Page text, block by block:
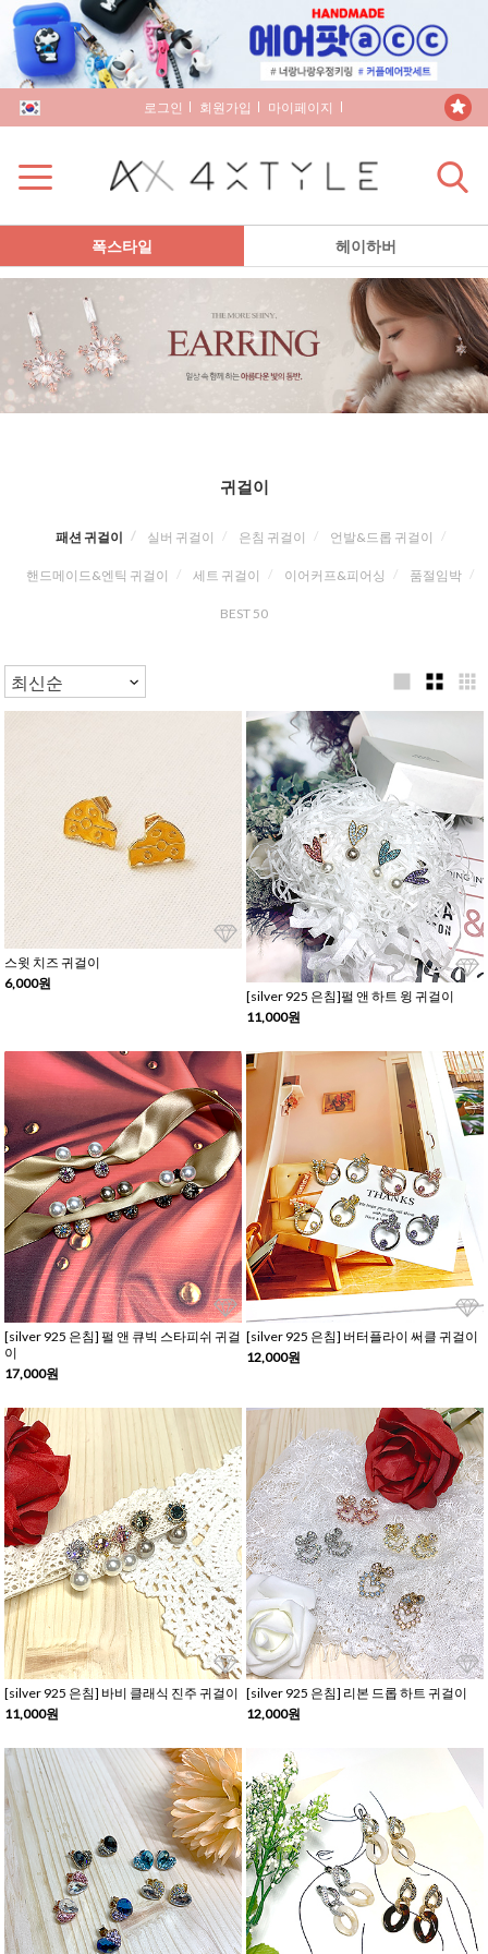
로그인 회원가입 마이페이지
폭스타일 헤이하버
귀걸이
패션 귀걸이 실버 귀걸이 은침 귀걸이 언발&드롭 귀걸이
핸드메이드&엔틱 귀걸이 세트 귀걸이 이어커프&피어싱 품절임박
BEST 50
스윗 치즈 귀걸이
6,000원
[silver 925 은침]펄 앤 하트 윙 귀걸이
11,000원
[silver 925 은침] 펄 앤 큐빅 스타피쉬 귀걸
이
17,000원
[silver 925 은침] 버터플라이 써클 귀걸이
12,000원
[silver 925 은침] 바비 클래식 진주 귀걸이
11,000원
[silver 925 은침] 리본 드롭 하트 귀걸이
12,000원